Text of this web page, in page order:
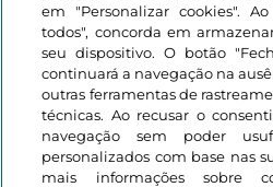
em "Personalizar cookies".
todos", concorda em
seu dispositivo. O botão
continuará a navegação na
outras ferramentas de
técnicas. Ao recusar o
navegação sem poder
personalizados com base nas
mais informações sobre